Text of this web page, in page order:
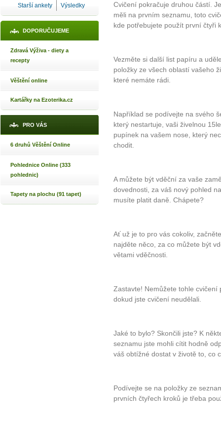
Starší ankety Výsledky
DOPORUČUJEME
Zdravá Výživa - diety a
recepty
Věštění online
Kartářky na Ezoterika.cz
PRO VÁS
6 druhů Věštění Online
Pohlednice Online (333
pohlednic)
Tapety na plochu (91 tapet)
Cvičení pokračuje druhou částí.
měli na prvním seznamu, toto
kde potřebujete použít první čtyři
Vezměte si další list papíru a
položky ze všech oblastí vašeho
které nemáte rádi.
Například se podívejte na svého
který nestartuje, vaši živelnou
pupínek na vašem nose, který
chodit.
A můžete být vděční za vaše
dovednosti, za váš nový pohled
musíte platit daně. Chápete?
Ať už je to pro vás cokoliv,
najděte něco, za co můžete být
větami vděčnosti.
Zastavte! Nemůžete tohle
dokud jste cvičení neudělali.
Jaké to bylo? Skončili jste? K
seznamu jste mohli cítit hodně
váš obtížné dostat v životě to, co
Podívejte se na položky ze
prvních čtyřech kroků je třeba